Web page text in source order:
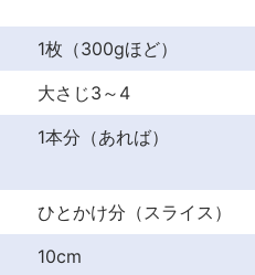
1枚（300gほど）
大さじ3～4
1本分（あれば）
ひとかけ分（スライス）
10cm